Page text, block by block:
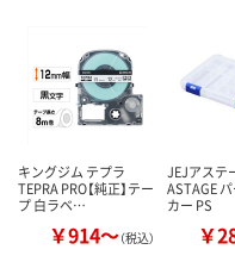
キングジム テプラ
TEPRA PRO【純正】テー
プ 白ラベ…
￥914～（税込）
JEJアステ
ASTAGE
カー PS
￥